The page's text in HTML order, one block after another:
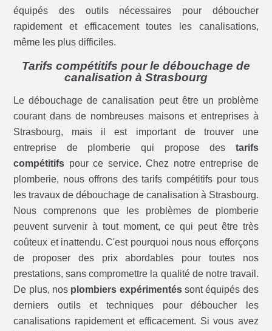
équipés des outils nécessaires pour déboucher
rapidement et efficacement toutes les canalisations,
même les plus difficiles.
Tarifs compétitifs pour le débouchage de
canalisation à Strasbourg
Le débouchage de canalisation peut être un problème
courant dans de nombreuses maisons et entreprises à
Strasbourg, mais il est important de trouver une
entreprise de plomberie qui propose des tarifs
compétitifs pour ce service. Chez notre entreprise de
plomberie, nous offrons des tarifs compétitifs pour tous
les travaux de débouchage de canalisation à Strasbourg.
Nous comprenons que les problèmes de plomberie
peuvent survenir à tout moment, ce qui peut être très
coûteux et inattendu. C'est pourquoi nous nous efforçons
de proposer des prix abordables pour toutes nos
prestations, sans compromettre la qualité de notre travail.
De plus, nos plombiers expérimentéssont équipés des
derniers outils et techniques pour déboucher les
canalisations rapidement et efficacement. Si vous avez